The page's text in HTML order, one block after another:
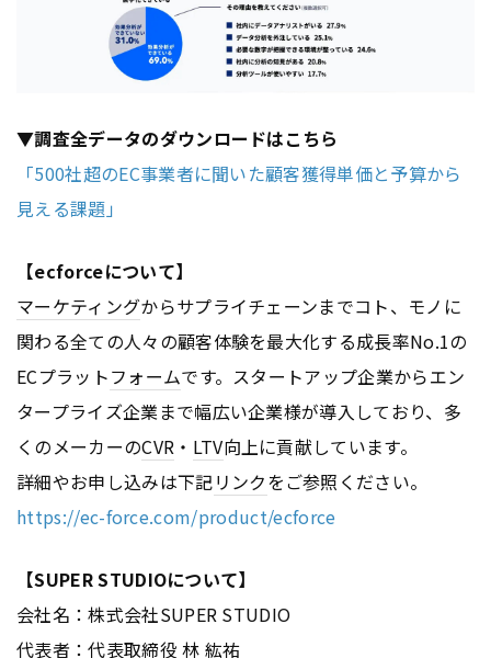
▼調査全データのダウンロードはこちら
「500社超のEC事業者に聞いた顧客獲得単価と予算から
見える課題」
【ecforceについて】
マーケティングからサプライチェーンまでコト、モノに
関わる全ての人々の顧客体験を最大化する成長率No.1の
ECプラットフォームです。スタートアップ企業からエン
タープライズ企業まで幅広い企業様が導入しており、多
くのメーカーのCVR ・ LTV向上に貢献しています。
詳細やお申し込みは下記リンクをご参照ください。
https://ec-force.com/product/ecforce
【SUPER STUDIOについて】
会社名：株式会社SUPER STUDIO
代表者：代表取締役 林 紘祐